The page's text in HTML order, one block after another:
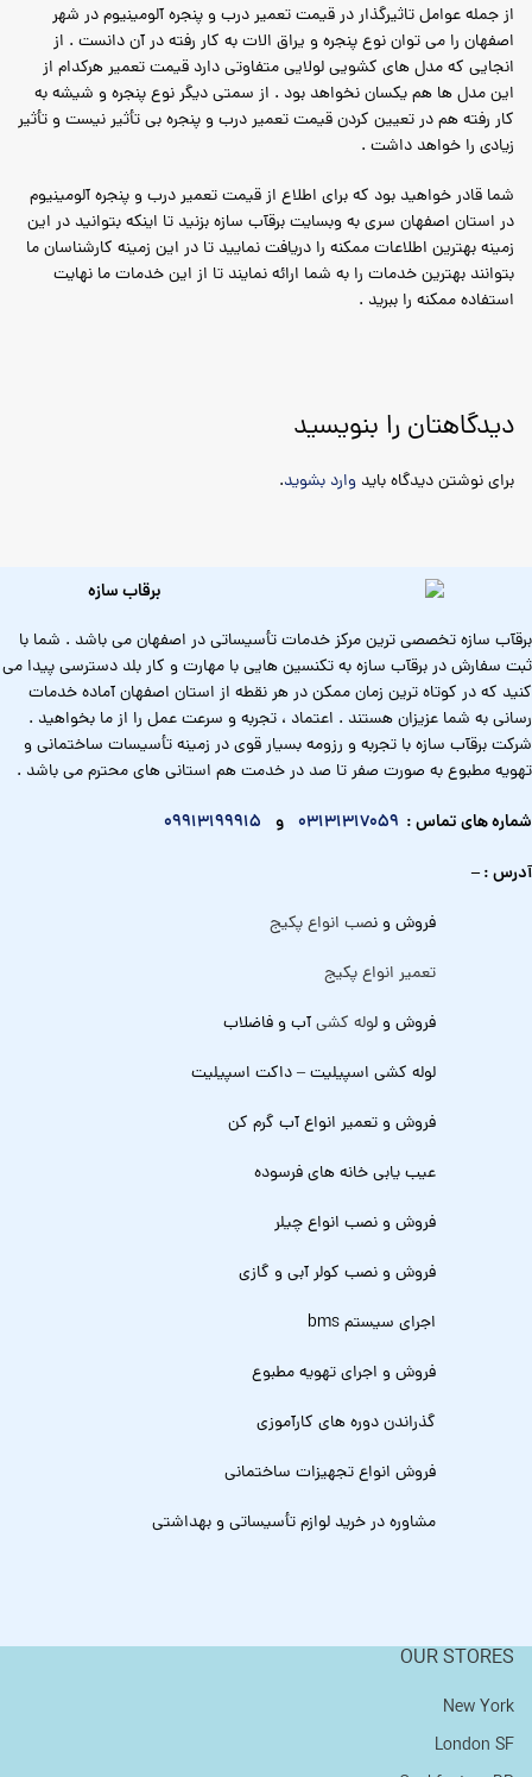
از جمله عوامل تاثیرگذار در قیمت تعمیر درب و پنجره آلومینیوم در شهر
اصفهان را می توان نوع پنجره و یراق الات به کار رفته در آن دانست . از
انجایی که مدل های کشویی لولایی متفاوتی دارد قیمت تعمیر هرکدام از
این مدل ها هم یکسان نخواهد بود . از سمتی دیگر نوع پنجره و شیشه به
کار رفته هم در تعیین کردن قیمت تعمیر درب و پنجره بی تأثیر نیست و تأثیر
زیادی را خواهد داشت .
شما قادر خواهید بود که برای اطلاع از قیمت تعمیر درب و پنجره آلومینیوم
در استان اصفهان سری به وبسایت برقآب سازه بزنید تا اینکه بتوانید در این
زمینه بهترین اطلاعات ممکنه را دریافت نمایید تا در این زمینه کارشناسان ما
بتوانند بهترین خدمات را به شما ارائه نمایند تا از این خدمات ما نهایت
استفاده ممکنه را ببرید .
دیدگاهتان را بنویسید
برای نوشتن دیدگاه باید وارد بشوید.
برقآب سازه تخصصی ترین مرکز خدمات تأسیساتی در اصفهان می باشد . شما با
ثبت سفارش در برقآب سازه به تکنسین هایی با مهارت و کار بلد دسترسی پیدا می
کنید که در کوتاه ترین زمان ممکن در هر نقطه از استان اصفهان آماده خدمات
رسانی به شما عزیزان هستند . اعتماد ، تجربه و سرعت عمل را از ما بخواهید .
شرکت برقآب سازه با تجربه و رزومه بسیار قوی در زمینه تأسیسات ساختمانی و
تهویه مطبوع به صورت صفر تا صد در خدمت هم استانی های محترم می باشد .
شماره های تماس : 03131317059 و 09913199915
آدرس : –
فروش و نصب انواع پکیج
تعمیر انواع پکیج
فروش و لوله کشیآب و فاضلاب
لوله کشی اسپیلیت – داکت اسپیلیت
فروش و تعمیر انواع آب گرم کن
عیب یابی خانه های فرسوده
فروش و نصب انواع چیلر
فروش و نصب کولر آبی و گازی
اجرای سیستم bms
فروش و اجرای تهویه مطبوع
گذراندن دوره های کارآموزی
فروش انواع تجهیزات ساختمانی
مشاوره در خرید لوازم تأسیساتی و بهداشتی
OUR STORES
New York
London SF